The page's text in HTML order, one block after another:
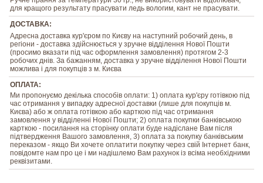
для кращого результату прасувати ледь вологим, кант не прасувати.
ДОСТАВКА:
Адресна доставка кур'єром по Києву на наступний робочий день, в
регіони - доставка здійснюється у зручне відділення Нової Пошти
(просимо вказати під час оформлення замовлення) протягом 2-3
робочих днів. За бажанням, доставка у зручне відділення Нової Пошти
можлива і для покупців з м. Києва
ОПЛАТА:
Ми пропонуємо декілька способів оплати: 1) оплата кур'єру готівкою під
час отримання у випадку адресної доставки (лише для покупців м.
Києва) або ж оплата готівкою або карткою під час отримання
замовлення у відділенні Нової Пошти; 2) оплата покупки банківською
карткою - посилання на сторінку оплати буде надіслане Вам після
підтвердження Вашого замовлення, 3) оплата за покупку банківським
переказом - якщо Ви хочете оплатити покупку через свій Інтернет банк,
повідомте нам про це і ми надішлемо Вам рахунок із всіма необхідними
реквізитами.